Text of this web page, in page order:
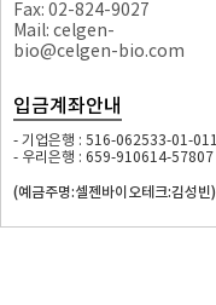
Fax: 02-824-9027
Mail: celgen-
bio@celgen-bio.com
입금계좌안내
- 기업은행 : 516-062533-01-011
- 우리은행 : 659-910614-57807
(예금주명:셀젠바이오테크:김성빈)